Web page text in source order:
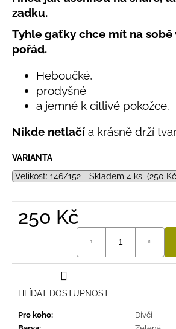
produktu
je
0,0
z
5
zadku.
Tyhle gaťky chce mít na sobě
pořád.
Heboučké,
prodyšné
a jemné k citlivé pokožce.
Nikde netlačí a krásně drží
VARIANTA
250 Kč
Pro koho:
Dívčí
HLÍDAT DOSTUPNOST
u
j
e
m
BAMBUSOVÉ
PRUHY
435
Kč